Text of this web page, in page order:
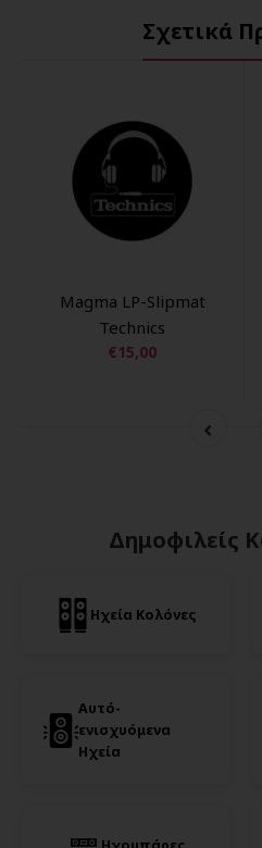
Σχετικά
Magma LP-Slipmat
Technics
€15,00
Δημοφιλείς
Ηχεία Κολόνες
Αυτό-
ενισχυόμενα
Ηχεία